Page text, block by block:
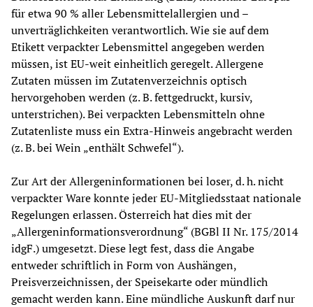
für etwa 90 % aller Lebensmittelallergien und –
unverträglichkeiten verantwortlich. Wie sie auf dem
Etikett verpackter Lebensmittel angegeben werden
müssen, ist EU-weit einheitlich geregelt. Allergene
Zutaten müssen im Zutatenverzeichnis optisch
hervorgehoben werden (z. B. fettgedruckt, kursiv,
unterstrichen). Bei verpackten Lebensmitteln ohne
Zutatenliste muss ein Extra-Hinweis angebracht werden
(z. B. bei Wein „enthält Schwefel“).
Zur Art der Allergeninformationen bei loser, d. h. nicht
verpackter Ware konnte jeder EU-Mitgliedsstaat nationale
Regelungen erlassen. Österreich hat dies mit der
„Allergeninformationsverordnung“ (BGBl II Nr. 175/2014
idgF.) umgesetzt. Diese legt fest, dass die Angabe
entweder schriftlich in Form von Aushängen,
Preisverzeichnissen, der Speisekarte oder mündlich
gemacht werden kann. Eine mündliche Auskunft darf nur